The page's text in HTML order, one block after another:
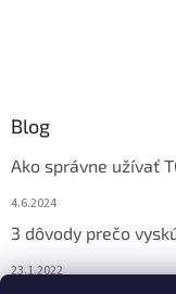
Blog
Ako správne užívať
4.6.2024
3 dôvody prečo
23.1.2022